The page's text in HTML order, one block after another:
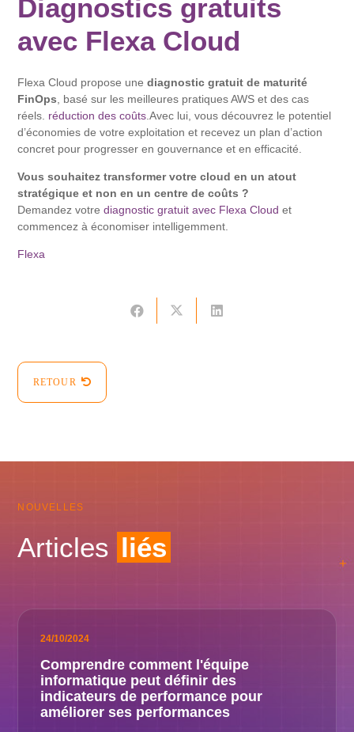
Diagnostics gratuits
avec Flexa Cloud
Flexa Cloud propose unediagnostic gratuit de maturité
FinOps , basé sur les meilleures pratiques AWS et des cas
réels. réduction des coûts .Avec lui, vous découvrez le potentiel
d’économies de votre exploitation et recevez un plan d’action
concret pour progresser en gouvernance et en efficacité.
Vous souhaitez transformer votre cloud en un atout
stratégique et non en un centre de coûts ?
Demandez votrediagnostic gratuit avec Flexa Cloud et
commencez à économiser intelligemment.
Flexa
RETOUR
NOUVELLES
Articles liés
24/10/2024
Comprendre comment l'équipe
informatique peut définir des
indicateurs de performance pour
améliorer ses performances